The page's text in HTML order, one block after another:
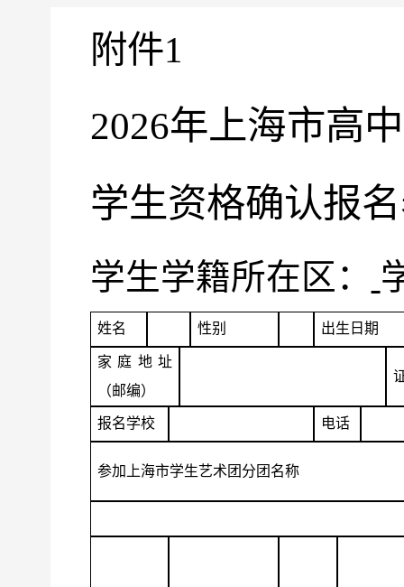
附件1
2026年上海市高
学生资格确认报
学生学籍所在区：
姓名 性别 出生日期
家庭地址
（邮编）
报名学校 电话
参加上海市学生艺术团分团名称